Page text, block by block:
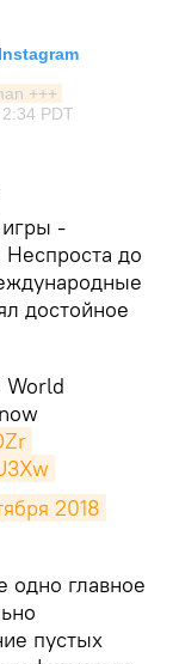
+++
PDT
игры -
до
достойное
World
2018
одно главное
пустых